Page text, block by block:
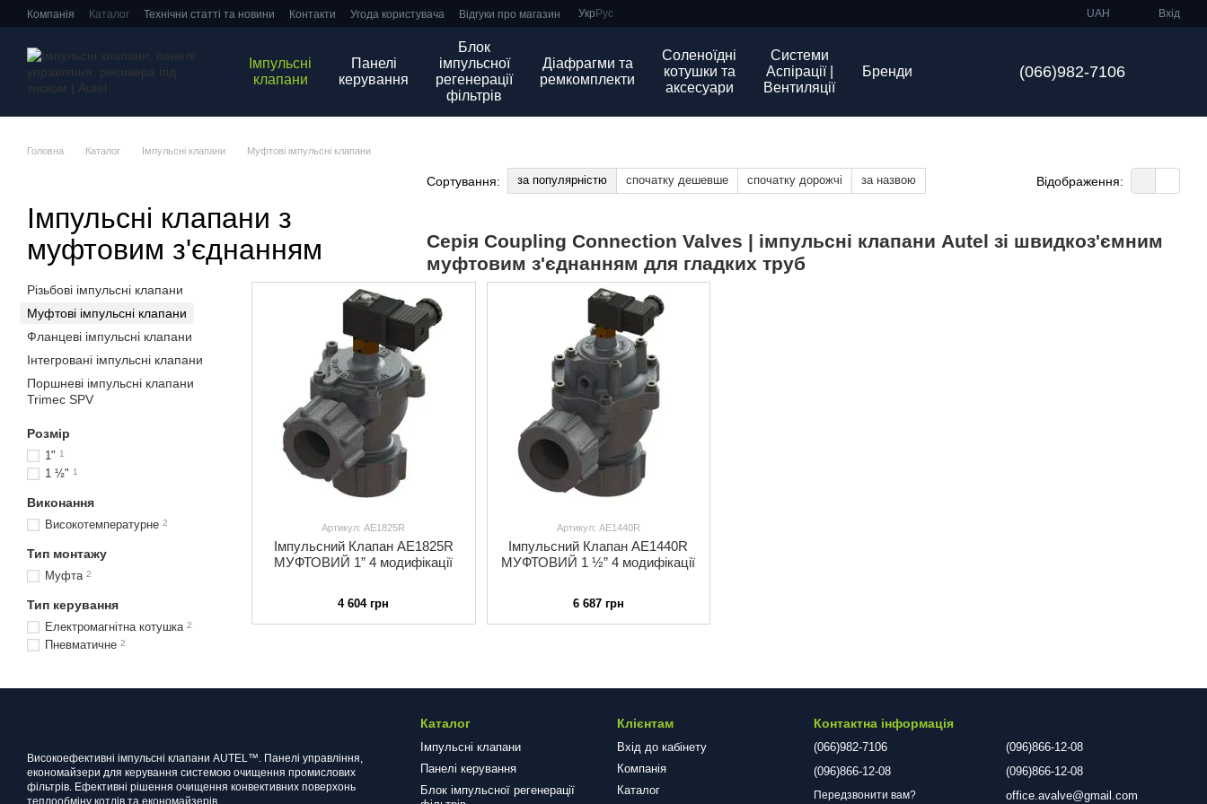
Перейти до основного контенту
Компанія Каталог Технічни статті та новини Контакти Угода користувача Відгуки про магазин Укр Рус UAH Вхід
Імпульсні
клапани
Панелі
керування
Блок
імпульсної
регенерації
фільтрів
Діафрагми та
ремкомплекти
Соленоїдні
котушки та
аксесуари
Системи
Аспірації |
Вентиляції
Бренди (066)982-7106
Головна Каталог Імпульсні клапани Муфтові імпульсні клапани
Імпульсні клапани з
муфтовим з'єднанням
Сортування: за популярністю спочатку дешевше спочатку дорожчі за назвою Відображення:
Серія Coupling Connection Valves | імпульсні клапани Autel зі швидкоз'ємним
муфтовим з'єднанням для гладких труб
Артикул: AE1825R
Імпульсний Клапан AE1825R
МУФТОВИЙ 1” 4 модифікації
4 604 грн
Артикул: AE1440R
Імпульсний Клапан AE1440R
МУФТОВИЙ 1 ½” 4 модифікації
6 687 грн
Різьбові імпульсні клапани
Муфтові імпульсні клапани
Фланцеві імпульсні клапани
Інтегровані імпульсні клапани
Поршневі імпульсні клапани
Trimec SPV
Розмір
1" 1
1 ½" 1
Виконання
Високотемпературне 2
Тип монтажу
Муфта 2
Тип керування
Електромагнітна котушка 2
Пневматичне 2
Високоефективні імпульсні клапани AUTEL™. Панелі управління,
економайзери для керування системою очищення промислових
фільтрів. Ефективні рішення очищення конвективних поверхонь
теплообміну котлів та економайзерів.
Каталог
Імпульсні клапани
Панелі керування
Блок імпульсної регенерації
Клієнтам
Вхід до кабінету
Компанія
Каталог
Контактна інформація
(066)982-7106
(096)866-12-08
Передзвонити вам?
(096)866-12-08
(096)866-12-08
office.avalve@gmail.com